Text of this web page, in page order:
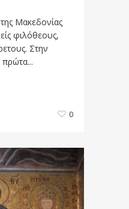
Μακεδονίας
φιλόθεους,
Στην
πρώτα...
0